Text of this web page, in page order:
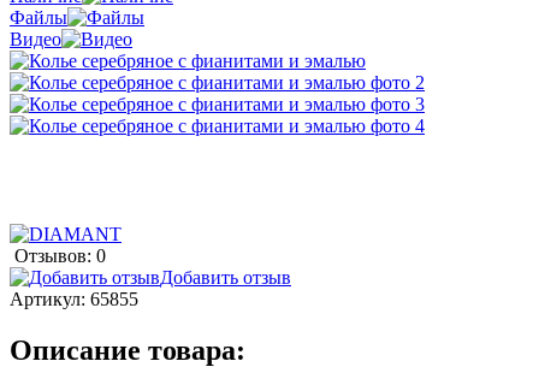
Файлы
Видео
Отзывов: 0
Добавить отзыв
Артикул: 65855
Описание товара: